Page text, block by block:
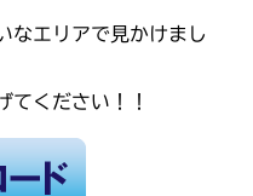
なエリアで見かけまし
てください！！